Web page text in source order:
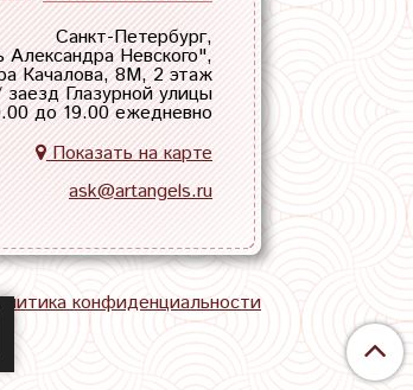
Санкт-Петербург,
Невского",
Качалова, 8М, 2 этаж
Глазурной улицы
до 19.00 ежедневно
Показать на карте
ask@artangels.ru
конфиденциальности